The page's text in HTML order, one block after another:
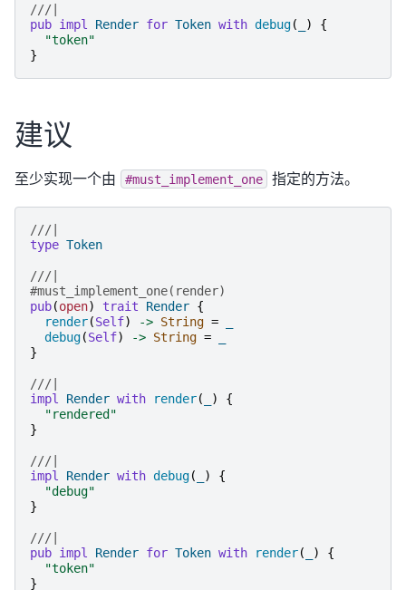
///|
pub impl Render for Token with debug( )
{
"token"
}
建议
至少实现一个由 #must_implement_one 指定的方法。
///|
type Token
///|
#must_implement_one(render)
pub(open) trait Render {
render(Self) -> String =
debug(Self) -> String =
}
///|
impl
Render with render( )
{
"rendered "
}
///|
impl
Render with debug( )
{
"debug"
}
///|
pub impl Render for Token with render( )
{
"token"
}